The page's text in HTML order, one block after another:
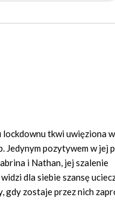
lockdownu tkwi uwięziona w
Jedynym pozytywem w jej
i Nathan, jej szalenie
dla siebie szansę
gdy zostaje przez nich